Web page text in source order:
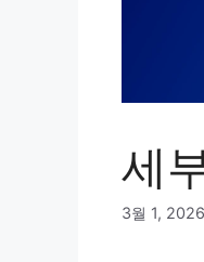
세
3월 1, 2026